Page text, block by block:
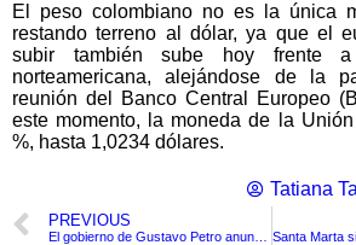
El peso colombiano no es la única
restando terreno al dólar, ya que el
subir también sube hoy frente
norteamericana, alejándose de la
reunión del Banco Central Europeo
este momento, la moneda de la
%, hasta 1,0234 dólares.
Tatiana
PREVIOUS